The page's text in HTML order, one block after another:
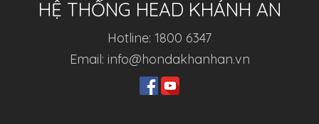
HỆ THỐNG HEAD KHÁNH AN
Hotline: 1800 6347
Email: info@hondakhanhan.vn